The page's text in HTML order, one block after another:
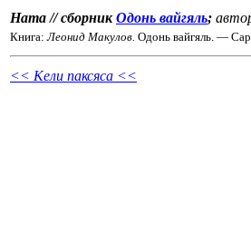
Ната // сборникОдонь вайгяль;
Книга:Леонид Макулов. Одонь вайгяль. —
<< Кели паксяса <<